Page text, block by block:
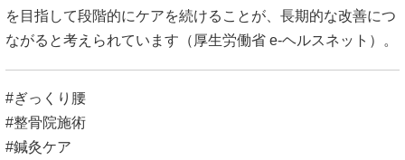
を目指して段階的にケアを続けることが、長期的な改善につ
ながると考えられています（ 厚生労働省 e-ヘルスネット ）。
#ぎっくり腰
#整骨院施術
#鍼灸ケア